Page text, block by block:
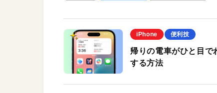
iPhone 便利技
帰りの電車がひと目
する方法